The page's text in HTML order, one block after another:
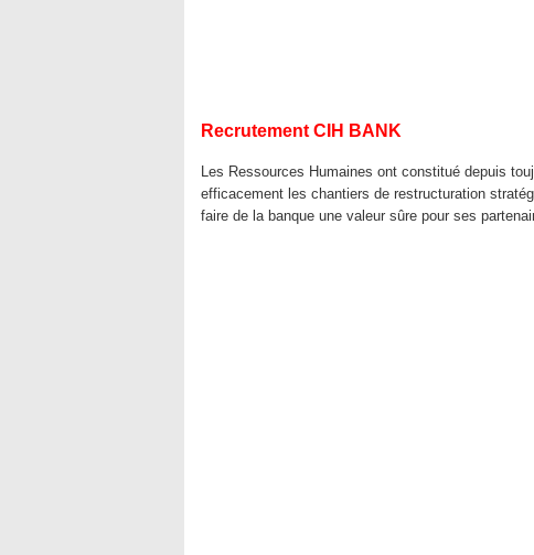
Recrutement CIH BANK
Les Ressources Humaines ont constitué depuis
efficacement les chantiers de restructuration
faire de la banque une valeur sûre pour ses